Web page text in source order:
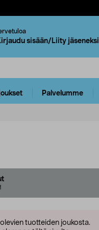
sisään/Liity jäseneksi
Palvelumme
tuotteiden joukosta.